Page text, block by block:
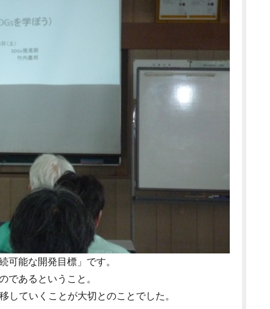
可能な開発目標」です。
であるということ。
していくことが大切とのことでした。